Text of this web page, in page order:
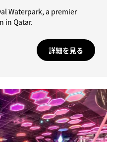
Waterpark, a premier
in Qatar.
詳細を見る